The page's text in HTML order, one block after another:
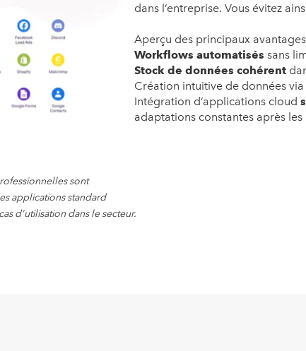
dans l’entreprise. Vous évitez
Aperçu des principaux
Workflows automatisés sans
Stock de données cohérent
Création intuitive de données via
Intégration d’applications cloud
adaptations constantes après les
sont
applications standard
d'utilisation dans le secteur.